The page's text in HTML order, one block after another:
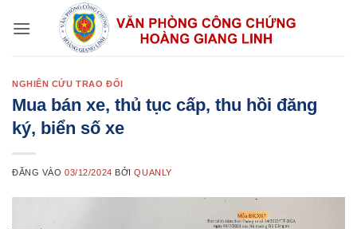
qua
NGHIÊN CỨU TRAO ĐỔI
Mua bán xe, thủ tục cấp, thu hồi đăng
ký, biển số xe
ĐĂNG VÀO03/12/2024 BỞIQUANLY